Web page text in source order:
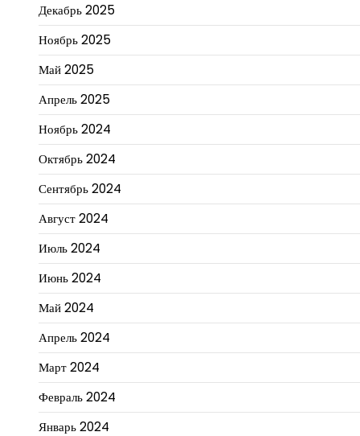
Декабрь 2025
Ноябрь 2025
Май 2025
Апрель 2025
Ноябрь 2024
Октябрь 2024
Сентябрь 2024
Август 2024
Июль 2024
Июнь 2024
Май 2024
Апрель 2024
Март 2024
Февраль 2024
Январь 2024